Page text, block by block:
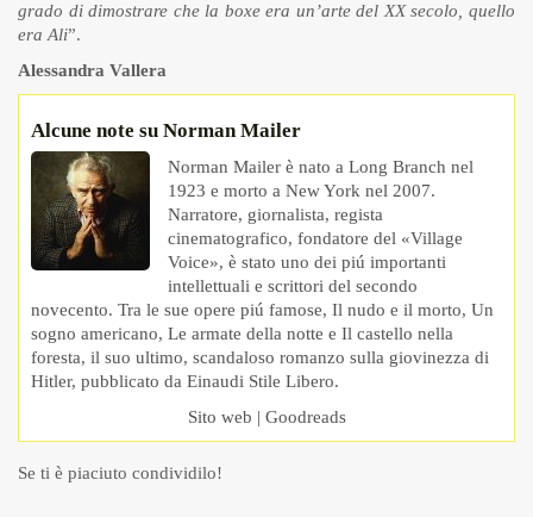
grado di dimostrare che la boxe era un’arte del XX secolo, quello
era Ali”.
Alessandra Vallera
Alcune note su Norman Mailer
Norman Mailer è nato a Long Branch nel
1923 e morto a New York nel 2007.
Narratore, giornalista, regista
cinematografico, fondatore del «Village
Voice», è stato uno dei piú importanti
intellettuali e scrittori del secondo
novecento. Tra le sue opere piú famose, Il nudo e il morto, Un
sogno americano, Le armate della notte e Il castello nella
foresta, il suo ultimo, scandaloso romanzo sulla giovinezza di
Hitler, pubblicato da Einaudi Stile Libero.
Sito web | Goodreads
Se ti è piaciuto condividilo!